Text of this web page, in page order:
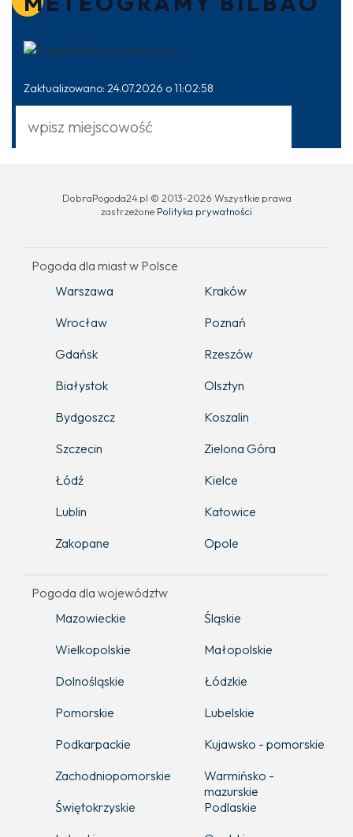
Zaktualizowano: 24.07.2026 o 11:02:58
DobraPogoda24.pl © 2013-2026 Wszystkie prawa
zastrzeżone Polityka prywatności
Pogoda dla miast w Polsce
Warszawa
Kraków
Wrocław
Poznań
Gdańsk
Rzeszów
Białystok
Olsztyn
Bydgoszcz
Koszalin
Szczecin
Zielona Góra
Łódź
Kielce
Lublin
Katowice
Zakopane
Opole
Pogoda dla województw
Mazowieckie
Śląskie
Wielkopolskie
Małopolskie
Dolnośląskie
Łódzkie
Pomorskie
Lubelskie
Podkarpackie
Kujawsko - pomorskie
Zachodniopomorskie
Warmińsko -
mazurskie
Świętokrzyskie
Podlaskie